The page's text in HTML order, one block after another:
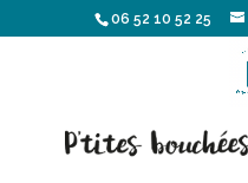
06 52 10 52 25